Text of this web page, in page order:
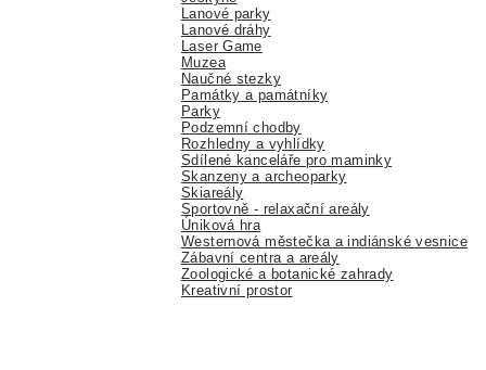
Lanové parky
Lanové dráhy
Laser Game
Muzea
Naučné stezky
Památky a památníky
Parky
Podzemní chodby
Rozhledny a vyhlídky
Sdílené kanceláře pro maminky
Skanzeny a archeoparky
Skiareály
Sportovně - relaxační areály
Úniková hra
Westernová městečka a indiánské vesnice
Zábavní centra a areály
Zoologické a botanické zahrady
Kreativní prostor